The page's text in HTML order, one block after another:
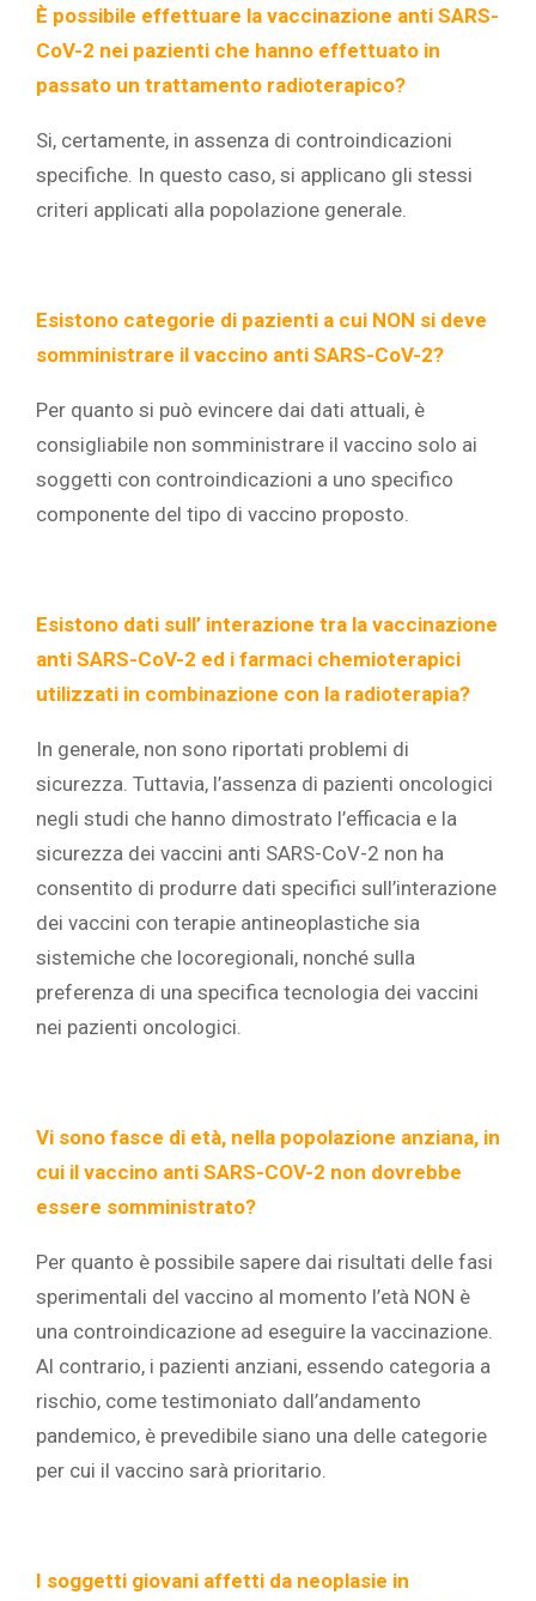
È possibile effettuare la vaccinazione anti SARS-
CoV-2 nei pazienti che hanno effettuato in
passato un trattamento radioterapico?
Si, certamente, in assenza di controindicazioni
specifiche. In questo caso, si applicano gli stessi
criteri applicati alla popolazione generale.
Esistono categorie di pazienti a cui NON si deve
somministrare il vaccino anti SARS-CoV-2?
Per quanto si può evincere dai dati attuali, è
consigliabile non somministrare il vaccino solo ai
soggetti con controindicazioni a uno specifico
componente del tipo di vaccino proposto.
Esistono dati sull’ interazione tra la vaccinazione
anti SARS-CoV-2 ed i farmaci chemioterapici
utilizzati in combinazione con la radioterapia?
In generale, non sono riportati problemi di
sicurezza. Tuttavia, l’assenza di pazienti oncologici
negli studi che hanno dimostrato l’efficacia e la
sicurezza dei vaccini anti SARS-CoV-2 non ha
consentito di produrre dati specifici sull’interazione
dei vaccini con terapie antineoplastiche sia
sistemiche che locoregionali, nonché sulla
preferenza di una specifica tecnologia dei vaccini
nei pazienti oncologici.
Vi sono fasce di età, nella popolazione anziana, in
cui il vaccino anti SARS-COV-2 non dovrebbe
essere somministrato?
Per quanto è possibile sapere dai risultati delle fasi
sperimentali del vaccino al momento l’età NON è
una controindicazione ad eseguire la vaccinazione.
Al contrario, i pazienti anziani, essendo categoria a
rischio, come testimoniato dall’andamento
pandemico, è prevedibile siano una delle categorie
per cui il vaccino sarà prioritario.
I soggetti giovani affetti da neoplasie in